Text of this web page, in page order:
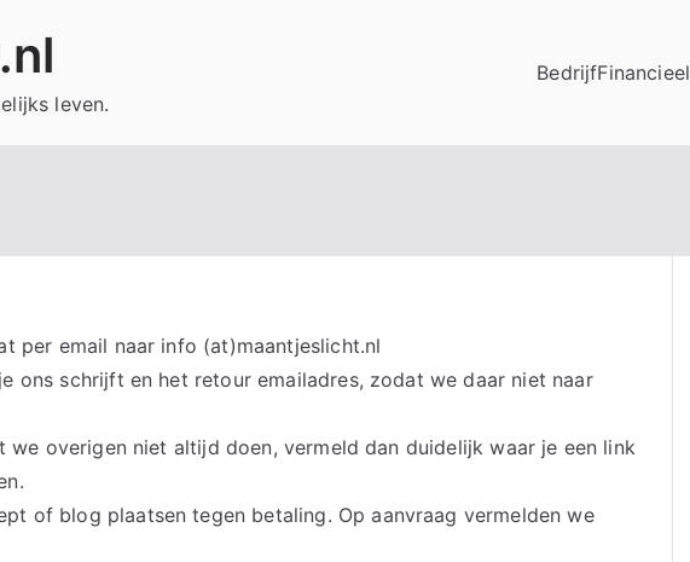
leven.
BedrijfFinancieel
per email naar info (at)maantjeslicht.nl
ons schrijft en het retour emailadres, zodat we daar niet naar
overigen niet altijd doen, vermeld dan duidelijk waar je een link
of blog plaatsen tegen betaling. Op aanvraag vermelden we